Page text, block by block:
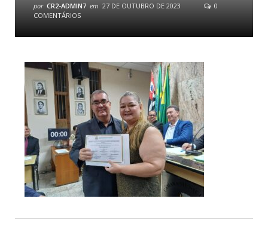
por CR2-ADMIN7 em 27 DE OUTUBRO DE 2023
0
COMENTÁRIOS